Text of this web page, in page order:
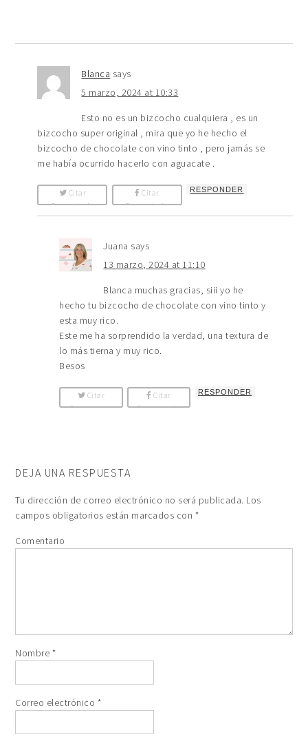
Blanca says
5 marzo, 2024 at 10:33
Esto no es un bizcocho cualquiera , es un
bizcocho super original , mira que yo he hecho el
bizcocho de chocolate con vino tinto , pero jamás se
me había ocurrido hacerlo con aguacate .
Citar
Comentario
Citar
Comentario
RESPONDER
Juana says
13 marzo, 2024 at 11:10
Blanca muchas gracias, siii yo he
hecho tu bizcocho de chocolate con vino tinto y
esta muy rico.
Este me ha sorprendido la verdad, una textura de
lo más tierna y muy rico.
Besos
Citar
Comentario
Citar
Comentario
RESPONDER
DEJA UNA RESPUESTA
Tu dirección de correo electrónico no será publicada. Los
campos obligatorios están marcados con *
Comentario
Nombre *
Correo electrónico *